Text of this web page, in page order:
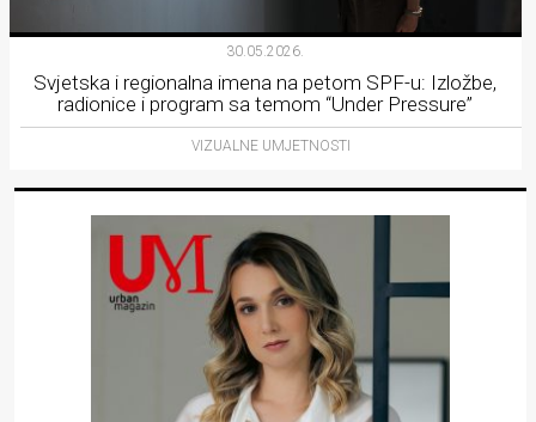
30.05.2026.
Svjetska i regionalna imena na petom SPF-u: Izložbe,
radionice i program sa temom “Under Pressure”
VIZUALNE UMJETNOSTI